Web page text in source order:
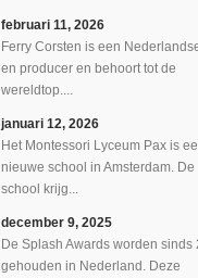
februari 11, 2026
Ferry Corsten is een
en producer en behoort tot de
wereldtop....
januari 12, 2026
Het Montessori Lyceum Pax is
nieuwe school in Amsterdam. De
school krijg...
december 9, 2025
De Splash Awards worden sinds
gehouden in Nederland. Deze